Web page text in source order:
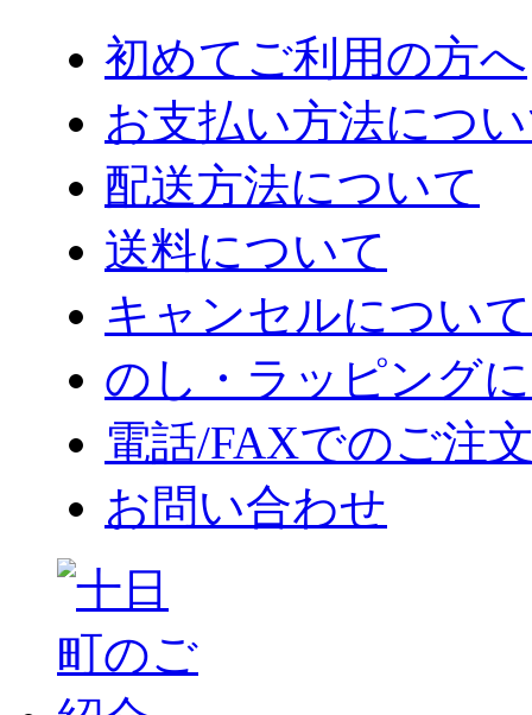
初めてご利用の方へ
お支払い方法につ
配送方法について
送料について
キャンセルについて
のし・ラッピング
電話/FAXでのご注
お問い合わせ